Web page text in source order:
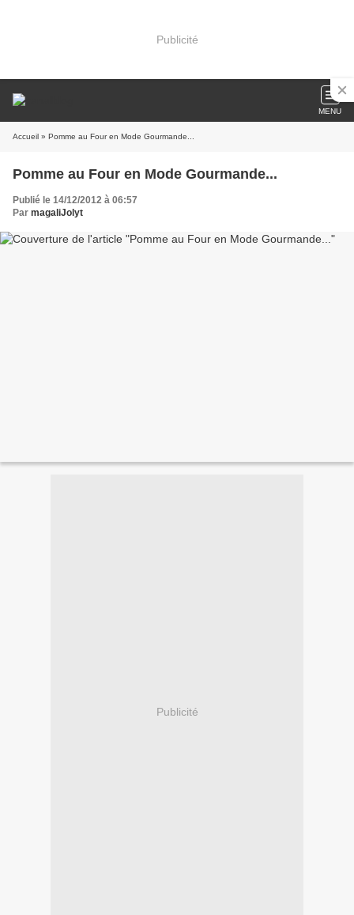
Publicité
MENU
Accueil » Pomme au Four en Mode Gourmande...
Pomme au Four en Mode Gourmande...
Publié le 14/12/2012 à 06:57
Par magaliJolyt
Publicité